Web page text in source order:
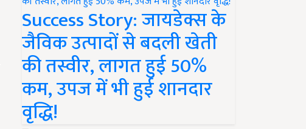
Success Story: जायडेक्स के
जैविक उत्पादों से बदली खेती
की तस्वीर, लागत हुई 50%
कम, उपज में भी हुई शानदार
वृद्धि!